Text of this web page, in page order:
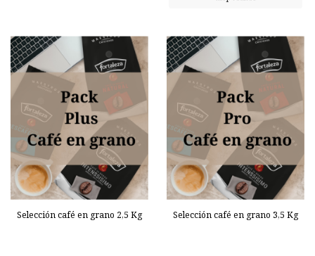
Selección café en grano 2,5 Kg Selección café en grano 3,5 Kg